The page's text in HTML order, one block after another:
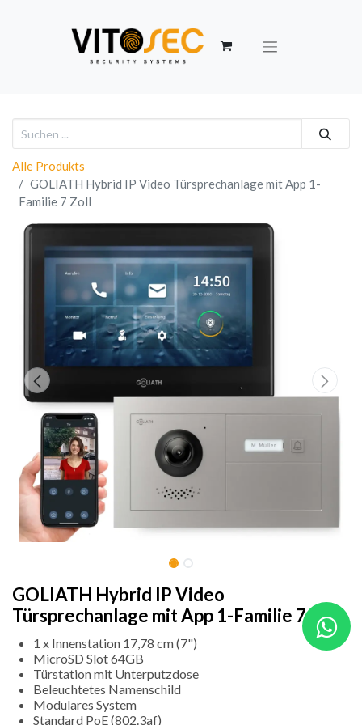
Alle Produkts
GOLIATH Hybrid IP Video Türsprechanlage mit App 1-
Familie 7 Zoll
GOLIATH Hybrid IP Video
Türsprechanlage mit App 1-Familie 7 Zoll
1 x Innenstation 17,78 cm (7")
MicroSD Slot 64GB
Türstation mit Unterputzdose
Beleuchtetes Namenschild
Modulares System
Standard PoE (802.3af)